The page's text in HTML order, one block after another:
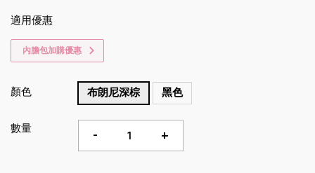
適用優惠
內膽包加購優惠
顏色 布朗尼深棕 黑色
數量 - +